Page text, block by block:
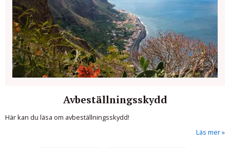
Avbeställningsskydd
Här kan du läsa om avbeställningsskydd!
Läs mer